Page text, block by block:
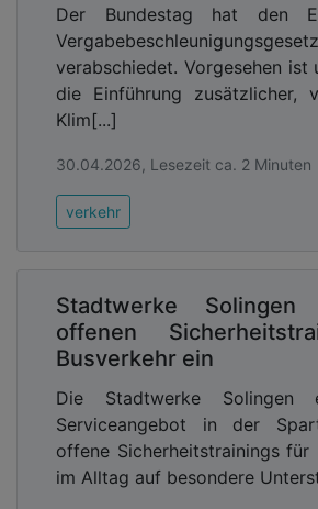
Der Bundestag hat den
verabschiedet. Vorgesehen ist
die Einführung zusätzlicher,
Klim[...]
30.04.2026, Lesezeit ca. 2 Minuten
verkehr
Stadtwerke
offenen
Busverkehr ein
Die Stadtwerke Solingen
Serviceangebot in der
offene Sicherheitstrainings für
im Alltag auf besondere